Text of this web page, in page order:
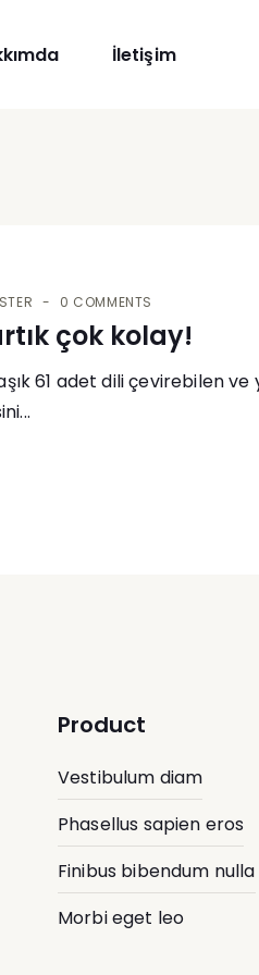
İletişim
0 COMMENTS
çok kolay!
61 adet dili çevirebilen
Product
Vestibulum diam
Phasellus sapien eros
Finibus bibendum nulla
Morbi eget leo